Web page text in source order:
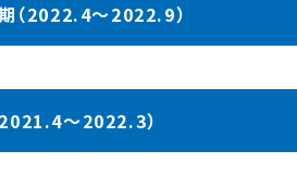
（2022.4～2022.9）
～2022.3）